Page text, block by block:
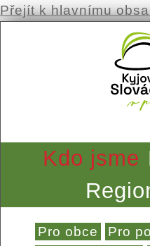
Přejít k hlavnímu
Kdo jsme
Pro obce
Pro